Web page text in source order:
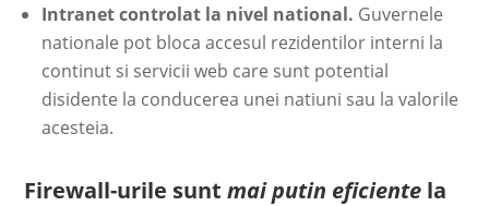
Intranet controlat la nivel national. Guvernele
nationale pot bloca accesul rezidentilor interni la
continut si servicii web care sunt potential
disidente la conducerea unei natiuni sau la valorile
acesteia.
Firewall-urile suntmai putin eficiente la